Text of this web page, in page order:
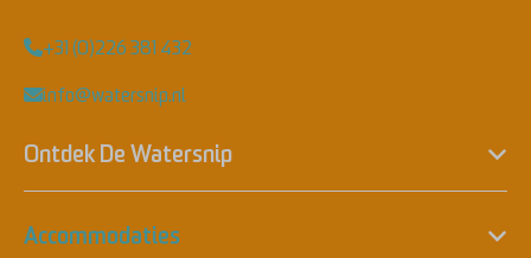
+31 (0)226 381 432
info@watersnip.nl
Ontdek De Watersnip
Accommodaties